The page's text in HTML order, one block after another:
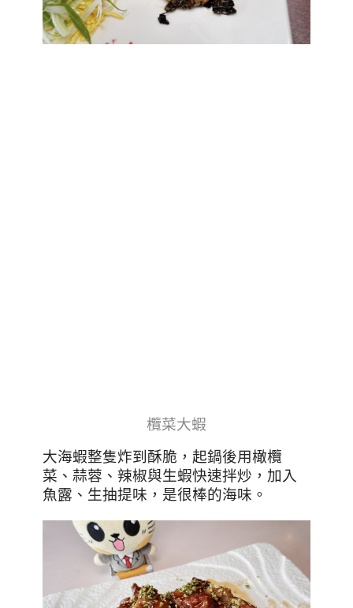
欖菜大蝦
大海蝦整隻炸到酥脆， 起鍋後用橄欖
菜、蒜蓉、辣椒與生蝦快速拌炒，加入
魚露、生抽提味，是很棒的海味 。